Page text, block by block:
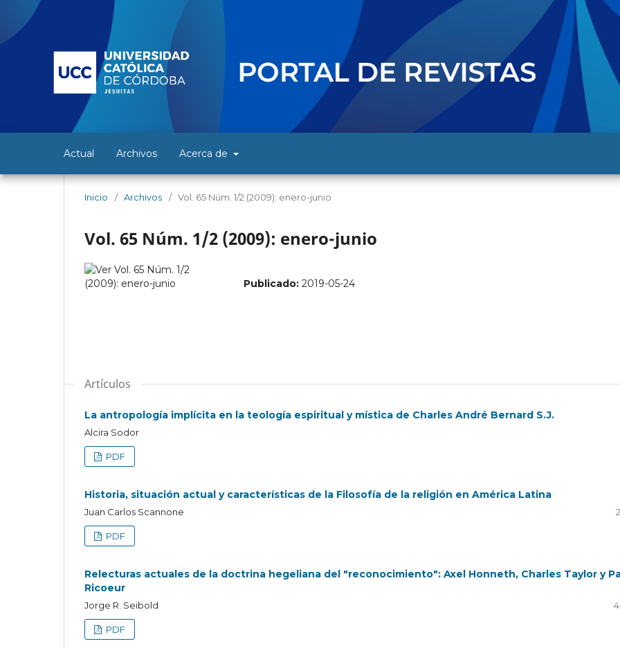
Actual Archivos Acerca de
Inicio / Archivos / Vol. 65 Núm. 1/2 (2009): enero-junio
Vol. 65 Núm. 1/2 (2009): enero-junio
Publicado: 2019-05-24
Artículos
La antropología implícita en la teología espiritual y mística de Charles André Bernard S.J.
Alcira Sodor
PDF
Historia, situación actual y características de la Filosofía de la religión en América Latina
Juan Carlos Scannone
PDF
Relecturas actuales de la doctrina hegeliana del "reconocimiento": Axel Honneth, Charles Taylor y
Ricoeur
Jorge R. Seibold
PDF